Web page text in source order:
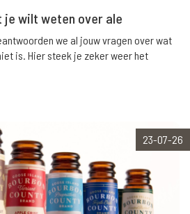
je wilt weten over ale
we al jouw vragen over wat
is. Hier steek je zeker weer het
23-07-26